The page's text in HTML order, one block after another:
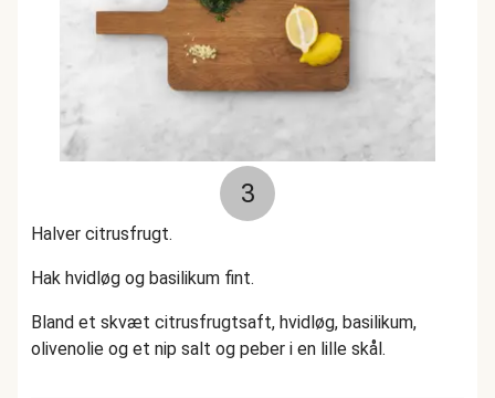
3
Halver citrusfrugt.
Hak hvidløg og basilikum fint.
Bland et skvæt citrusfrugtsaft, hvidløg, basilikum,
olivenolie og et nip salt og peber i en lille skål.